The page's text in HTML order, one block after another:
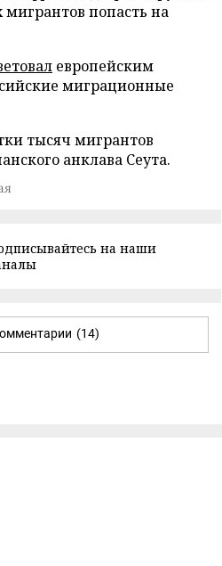
попасть на
европейским
миграционные
тысяч мигрантов
анклава Сеута.
на наши
(14)